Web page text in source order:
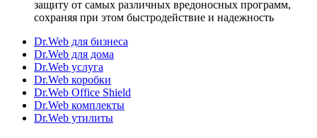
защиту от самых различных вредоносных программ,
сохраняя при этом быстродействие и надежность
Dr.Web для бизнеса
Dr.Web для дома
Dr.Web услуга
Dr.Web коробки
Dr.Web Office Shield
Dr.Web комплекты
Dr.Web утилиты